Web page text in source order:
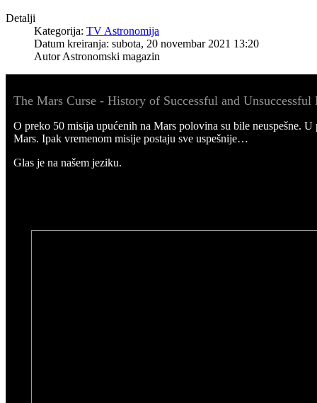
Detalji
Kategorija: TV Astronomija
Datum kreiranja: subota, 20 novembar 2021 13:20
AutorAstronomski magazin
The Mars Curse - History of Successful and Unsuccessful
O preko 50 misija upućenih na Mars polovina su bile neuspešne.
Mars. Ipak vremenom misije postaju sve uspešnije…
Glas je na našem jeziku.